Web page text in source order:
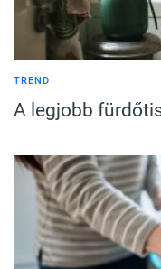
TREND
A legjobb